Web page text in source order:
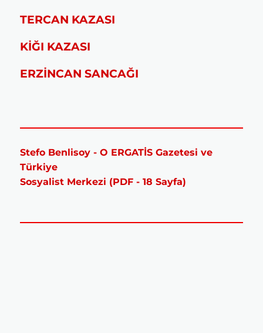
TERCAN KAZASI
KİĞI KAZASI
ERZİNCAN SANCAĞI
Stefo Benlisoy - O ERGATİS Gazetesi ve
Türkiye
Sosyalist Merkezi (PDF - 18 Sayfa)